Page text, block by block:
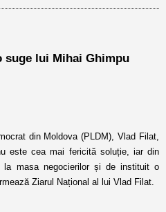
suge lui Mihai Ghimpu
din Moldova (PLDM), Vlad Filat,
este cea mai fericită soluție, iar din
masa negocierilor și de instituit o
Ziarul Național al lui Vlad Filat.